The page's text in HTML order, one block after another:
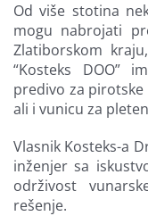
Od više stotina
mogu nabrojati
Zlatiborskom
“Kosteks DOO”
predivo za
ali i vunicu za
Vlasnik Kosteks-a
inženjer sa
održivost
rešenje.